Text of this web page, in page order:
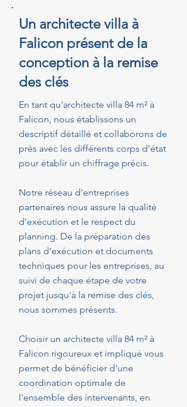
Un architecte villa à
Falicon présent de la
conception à la remise
des clés
En tant qu'architecte villa 84 m² à
Falicon, nous établissons un
descriptif détaillé et collaborons de
près avec les différents corps d'état
pour établir un chiffrage précis.
Notre réseau d'entreprises
partenaires nous assure la qualité
d'exécution et le respect du
planning. De la préparation des
plans d'exécution et documents
techniques pour les entreprises, au
suivi de chaque étape de votre
projet jusqu'à la remise des clés,
nous sommes présents.
Choisir un architecte villa 84 m² à
Falicon rigoureux et impliqué vous
permet de bénéficier d'une
coordination optimale de
l'ensemble des intervenants, en